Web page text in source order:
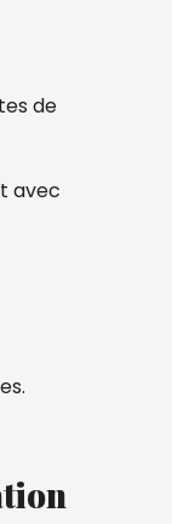
de
avec